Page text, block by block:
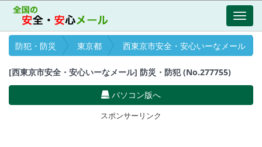
防犯・防災
東京都 西東京市安全・安心いーなメール
[西東京市安全・安心いーなメール] 防災・防犯 (No.277755)
パソコン版へ
スポンサーリンク